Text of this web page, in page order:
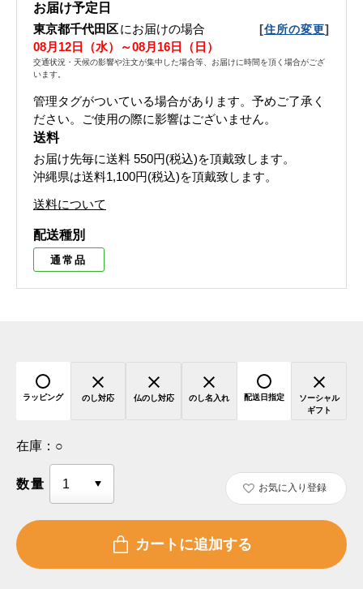
お届け予定日
東京都千代田区にお届けの場合 [住所の変更]
08月12日（水）～08月16日（日）
交通状況・天候の影響や注文が集中した場合等、お届けに時間を頂く場合がござ
います。
管理タグがついている場合があります。予めご了承く
ださい。ご使用の際に影響はございません。
送料
お届け先毎に送料 550円(税込)を頂戴致します。
沖縄県は送料1,100円(税込)を頂戴致します。
送料について
配送種別
通常品
ラッピング のし対応 仏のし対応 のし名入れ 配送日指定
ソーシャル
ギフト
在庫： ○
数量 お気に入り登録